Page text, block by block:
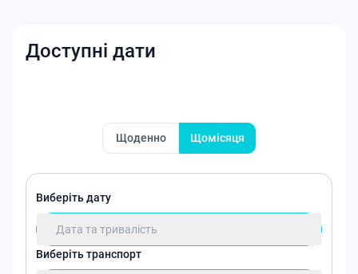
Доступні дати
Щоденно Щомісяця
Виберіть дату
Дата та тривалість
Виберіть транспорт